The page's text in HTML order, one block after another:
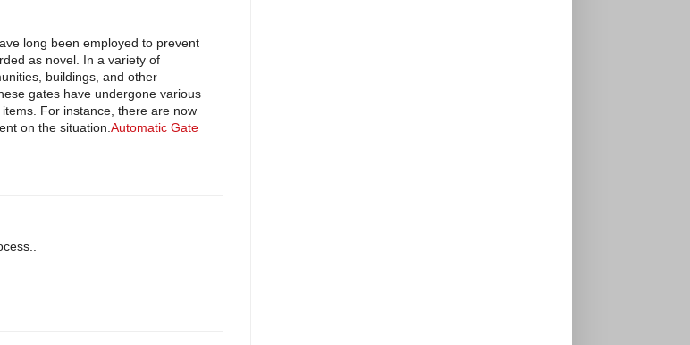
long been employed to prevent
as novel. In a variety of
buildings, and other
gates have undergone various
For instance, there are now
on the situation.Automatic Gate